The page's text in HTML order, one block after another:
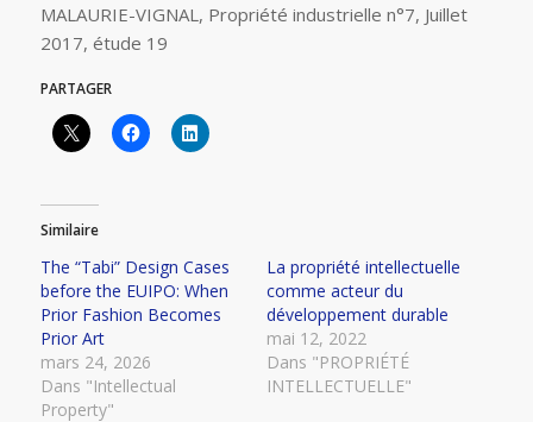
MALAURIE-VIGNAL, Propriété industrielle n°7, Juillet
2017, étude 19
PARTAGER
Similaire
The “Tabi” Design Cases
before the EUIPO: When
Prior Fashion Becomes
Prior Art
mars 24, 2026
Dans "Intellectual
Property"
La propriété intellectuelle
comme acteur du
développement durable
mai 12, 2022
Dans "PROPRIÉTÉ
INTELLECTUELLE"